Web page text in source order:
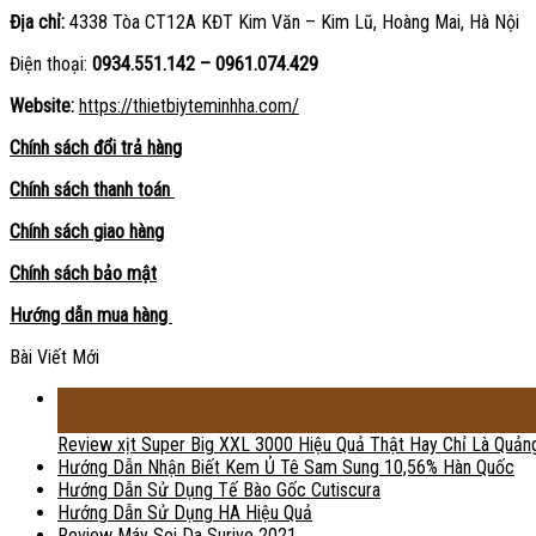
Địa chỉ: 4338 Tòa CT12A KĐT Kim Văn – Kim Lũ, Hoàng Mai, Hà Nội
Điện thoại: 0934.551.142 – 0961.074.429
Website: https://thietbiyteminhha.com/
Chính sách đổi trả hàng
Chính sách thanh toán
Chính sách giao hàng
Chính sách bảo mật
Hướng dẫn mua hàng
Bài Viết Mới
Review xịt Super Big XXL 3000 Hiệu Quả Thật Hay Chỉ Là
Hướng Dẫn Nhận Biết Kem Ủ Tê Sam Sung 10,56% Hàn Quốc
Hướng Dẫn Sử Dụng Tế Bào Gốc Cutiscura
Hướng Dẫn Sử Dụng HA Hiệu Quả